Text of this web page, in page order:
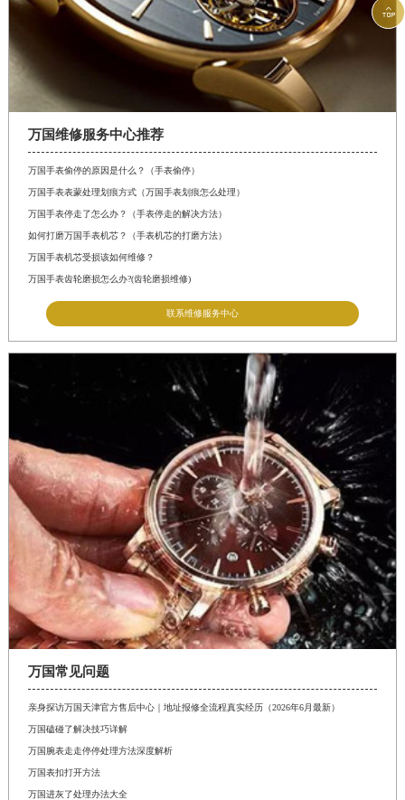
万国维修服务中心推荐
万国手表偷停的原因是什么？（手表偷停）
万国手表表蒙处理划痕方式（万国手表划痕怎么处理）
万国手表停走了怎么办？（手表停走的解决方法）
如何打磨万国手表机芯？（手表机芯的打磨方法）
万国手表机芯受损该如何维修？
万国手表齿轮磨损怎么办?(齿轮磨损维修)
联系维修服务中心
万国常见问题
亲身探访万国天津官方售后中心｜地址报修全流程真实经历（2026年6月最新）
万国磕碰了解决技巧详解
万国腕表走走停停处理方法深度解析
万国表扣打开方法
万国进灰了处理办法大全
